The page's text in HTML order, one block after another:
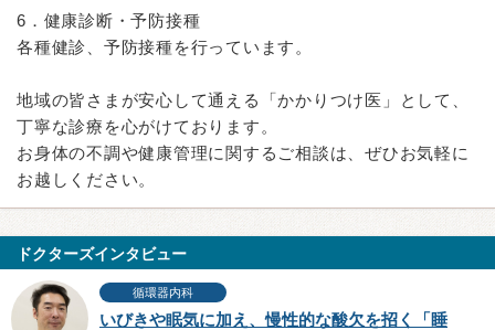
6．健康診断・予防接種
各種健診、予防接種を行っています。
地域の皆さまが安心して通える「かかりつけ医」として、
丁寧な診療を心がけております。
お身体の不調や健康管理に関するご相談は、ぜひお気軽に
お越しください。
ドクターズインタビュー
循環器内科
いびきや眠気に加え、慢性的な酸欠を招く「睡